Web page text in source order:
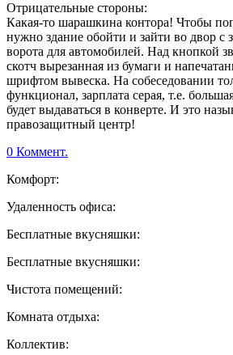
Отрицательные стороны:
Какая-то шарашкина контора! Чтобы
нужно здание обойти и зайти во двор с
ворота для автомобилей. Над кнопкой
скотч вырезанная из бумаги и
шрифтом вывеска. На собеседовании
функционал, зарплата серая, т.е.
будет выдаваться в конверте. И это
правозащитный центр!
0 Коммент.
Комфорт:
Удаленность офиса:
Бесплатные вкусняшки:
Бесплатные вкусняшки:
Чистота помещений:
Комната отдыха:
Коллектив: